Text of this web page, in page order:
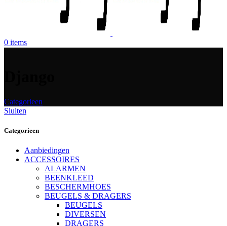
0 items
Categorieen
Sluiten
Categorieen
Aanbiedingen
ACCESSOIRES
ALARMEN
BEENKLEED
BESCHERMHOES
BEUGELS & DRAGERS
BEUGELS
DIVERSEN
DRAGERS